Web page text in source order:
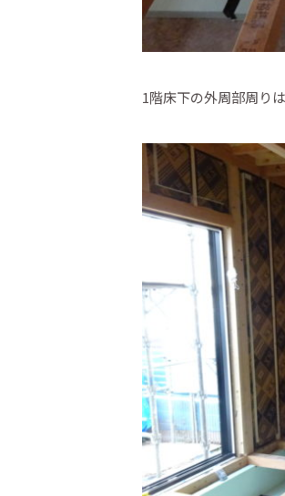
1階床下の外周部周り